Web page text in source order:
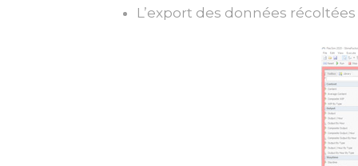
L’export des données récoltées